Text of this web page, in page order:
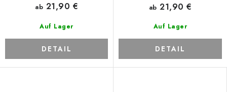
Auf Lager
ab 21,90 €
DETAIL
Auf Lager
ab 21,90 €
DETAIL